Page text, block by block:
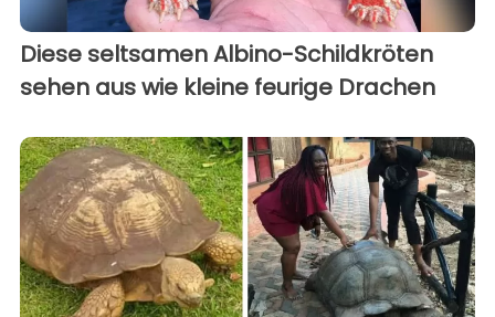
Diese seltsamen Albino-Schildkröten
sehen aus wie kleine feurige Drachen